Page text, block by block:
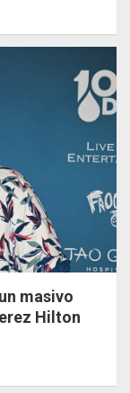
masivo
Hilton